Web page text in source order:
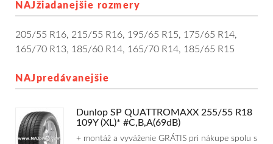
Plechové
Puklice na kolesá Kontakt Blog
NAJžiadanejšie rozmery
205/55 R16, 215/55 R16, 195/65 R15, 175/65 R14,
165/70 R13, 185/60 R14, 165/70 R14, 185/65 R15
NAJpredávanejšie
Dunlop SP QUATTROMAXX 255/55 R18
109Y (XL)* #C,B,A(69dB)
+ montáž a vyváženie GRÁTIS pri nákupe spolu s